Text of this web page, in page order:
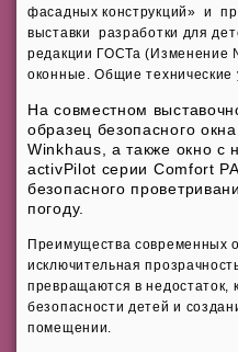
фасадных конструкций» и
выставки разработки для
редакции ГОСТа
оконные. Общие технические
На совместном
образец безопасного
Winkhaus, а также окно с
activPilot серии Comfort
безопасного
погоду.
Преимущества современных
исключительная
превращаются в недостаток,
безопасности детей и
помещении.